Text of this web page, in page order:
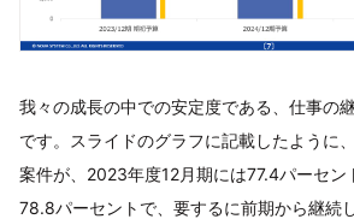
我々の成長の中での安定度である、仕事の
です。スライドのグラフに記載したように
案件が、2023年度12月期には77.4パーセン
78.8パーセントで、要するに前期から継続